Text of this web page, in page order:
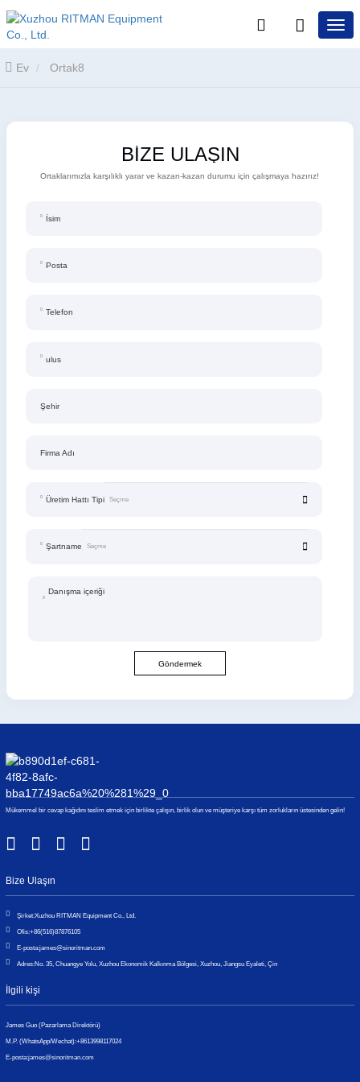
Ev Ortak8
BİZE ULAŞIN
Ortaklarımızla karşılıklı yarar ve kazan-kazan durumu için çalışmaya hazırız!
İsim
Posta
Telefon
ulus
Şehir
Firma Adı
Üretim Hattı Tipi
Şartname
Danışma içeriği
Göndermek
Mükemmel bir cevap kağıdını teslim etmek için birlikte çalışın, birlik olun ve müşteriye karşı tüm zorlukların üstesinden gelin!
Bize Ulaşın
Şirket:Xuzhou RITMAN Equipment Co., Ltd.
Ofis:+86(516)87876105
E-posta:james@sinoritman.com
Adres:No. 35, Chuangye Yolu, Xuzhou Ekonomik Kalkınma Bölgesi, Xuzhou, Jiangsu Eyaleti, Çin
İlgili kişi
James Guo (Pazarlama Direktörü)
M.P. (WhatsApp/Wechat):+8613998117024
E-posta:james@sinoritman.com